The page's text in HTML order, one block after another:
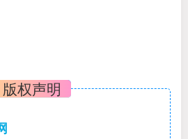
版权声明